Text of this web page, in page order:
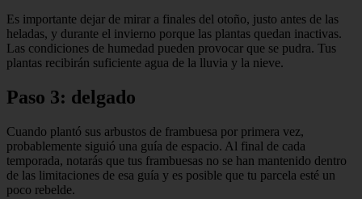
Es importante dejar de mirar a finales del otoño, justo antes de las
heladas, y durante el invierno porque las plantas quedan inactivas.
Las condiciones de humedad pueden provocar que se pudra. Tus
plantas recibirán suficiente agua de la lluvia y la nieve.
Paso 3: delgado
Cuando plantó sus arbustos de frambuesa por primera vez,
probablemente siguió una guía de espacio. Al final de cada
temporada, notarás que tus frambuesas no se han mantenido dentro
de las limitaciones de esa guía y es posible que tu parcela esté un
poco rebelde.